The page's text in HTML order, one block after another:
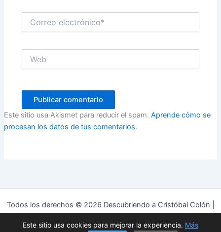
electrónico*
Este sitio usa Akismet para reducir el spam. Aprende cómo se
procesan los datos de tus comentarios.
Todos los derechos © 2026 Descubriendo a Cristóbal Colón |
Política de privacidad|Política de cookies|Aviso Legal
Este sitio usa cookies para mejorar la experiencia. Más